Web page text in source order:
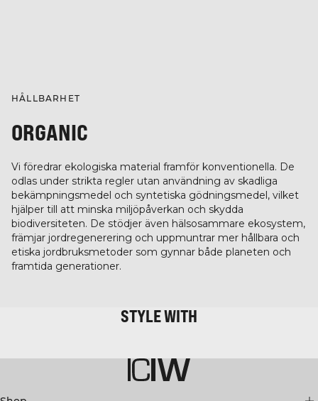
HÅLLBARHET
ORGANIC
Vi föredrar ekologiska material framför konventionella. De
odlas under strikta regler utan användning av skadliga
bekämpningsmedel och syntetiska gödningsmedel, vilket
hjälper till att minska miljöpåverkan och skydda
biodiversiteten. De stödjer även hälsosammare ekosystem,
främjar jordregenerering och uppmuntrar mer hållbara och
etiska jordbruksmetoder som gynnar både planeten och
framtida generationer.
STYLE WITH